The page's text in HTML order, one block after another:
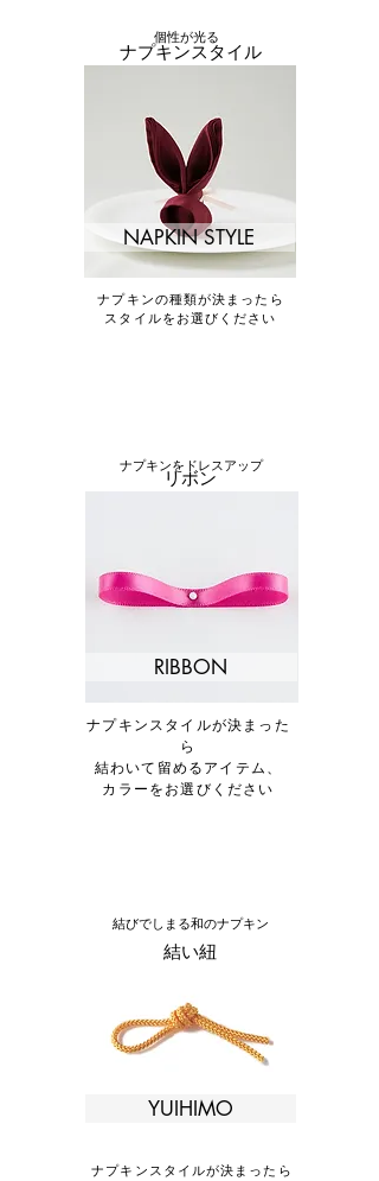
個性が光る
ナプキンスタイル
NAPKIN STYLE
ナプキンの種類が決まったら
​スタイルをお選びください
リボン
ナプキンをドレスアップ
RIBBON
ナプキンスタイルが決まった
ら
結わいて留めるアイテム、
カラーをお選びください
結びでしまる和のナプキン
YUIHIMO
結い紐
ナプキンスタイルが決まったら